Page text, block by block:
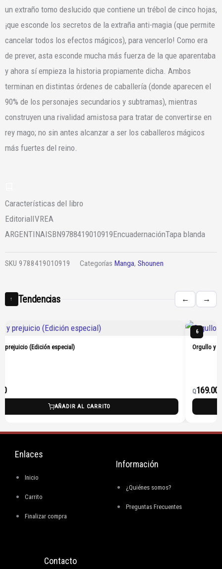
un extraño tomo deslucido que contiene un trébol de cinco hojas,
¡que esconde los secretos de la extraña anti-magia (que permite
cancelar todos los efectos mágicos), para vencerlo! Como era
de prever, asta esconde mucha más fuerza de la que aparentaba
y ahora sí empieza la historia propiamente dicha. Ambos
terminan en distintas órdenes de caballería (donde aparecen el
90% de los personajes secundarios y subtramas), mientras
construyen una rivalidad amistosa para tratar de convertirse en
rey mago; no sin antes alcanzar a ser los caballeros mágicos
más fuertes del reino.
Características del libro
EditorialIVREA
ARGENTINAISBN9788419010919EncuadernaciónTapa blanda
SKU 9788419010919 Categorías Manga, Shounen
↑ Tendencias ← →
prejuicio (Edición especial)
AÑADIR AL CARRITO
6
Orgullo y
Q169.00
Enlaces
Inicio
Carrito
Finalizar compra
Información
¿Quiénes somos?
Preguntas Frecuentes
Contacto